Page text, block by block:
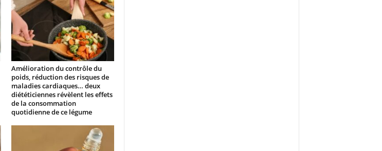
Amélioration du contrôle du
poids, réduction des risques de
maladies cardiaques… deux
diététiciennes révèlent les effets
de la consommation
quotidienne de ce légume